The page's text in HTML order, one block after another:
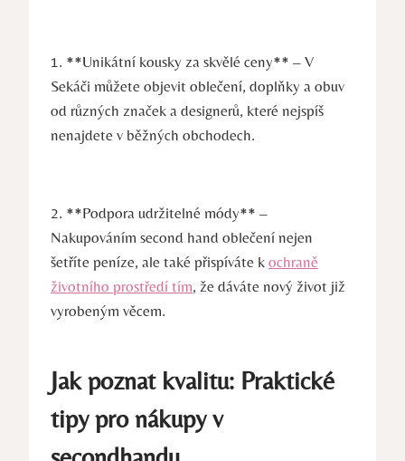
1. **Unikátní kousky za skvělé ceny** – V
Sekáči můžete objevit oblečení, doplňky a obuv
od různých značek a designerů, které nejspíš
nenajdete v běžných obchodech.
2. **Podpora udržitelné módy** –
Nakupováním second hand oblečení nejen
šetříte peníze, ale také přispíváte k ochraně
životního prostředí tím, že dáváte nový život již
vyrobeným věcem.
Jak poznat kvalitu: Praktické
tipy pro nákupy v